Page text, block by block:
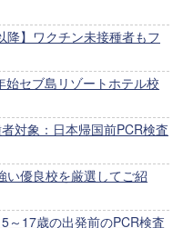
降】ワクチン未接種者もフ
始セブ島リゾートホテル校
者対象：日本帰国前PCR検査
い優良校を厳選してご紹
～17歳の出発前のPCR検査